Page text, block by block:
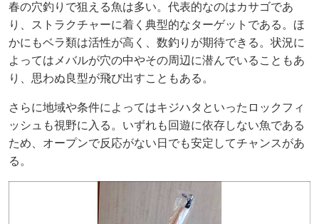
春の穴釣りで狙える魚は多い。代表的なのはカサゴであ
り、ストラクチャーに着く典型的なターゲットである。ほ
かにもベラ類は活性が高く、数釣りが期待できる。状況に
よってはメバルが穴の中やその周辺に潜んでいることもあ
り、思わぬ良型が飛び出すこともある。
さらに地域や条件によってはキジハタといったロックフィ
ッシュも視野に入る。いずれも回遊に依存しない魚である
ため、オープンで反応がない日でも安定してチャンスがあ
る。